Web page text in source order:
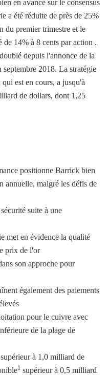
en avance sur le consensus
a été réduite de près de 25%
du premier trimestre et le
de 14% à 8 cents par action .
depuis l'annonce de la
2018. La stratégie
est en cours, a jusqu'à
de dollars, dont 1,25
positionne Barrick bien
annuelle, malgré les défis de
suite à une
met en évidence la qualité
prix de l'or
son approche pour
également des paiements
pour le cuivre avec
de la plage de
à 1,0 milliard de
1 supérieur à 0,5 milliard